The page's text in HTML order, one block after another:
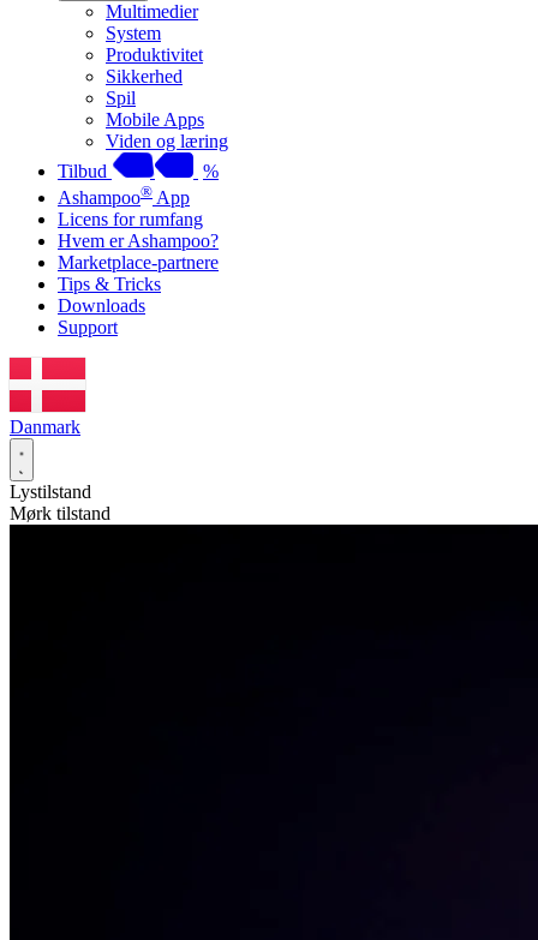
Multimedier
System
Produktivitet
Sikkerhed
Spil
Mobile Apps
Viden og læring
Tilbud
%
Ashampoo® App
Licens for rumfang
Hvem er Ashampoo?
Marketplace-partnere
Tips & Tricks
Downloads
Support
Danmark
Lystilstand
Mørk tilstand